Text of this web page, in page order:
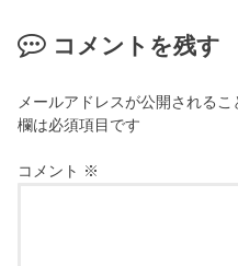
コメントを残す
メールアドレスが公開されるこ
欄は必須項目です
コメント ※